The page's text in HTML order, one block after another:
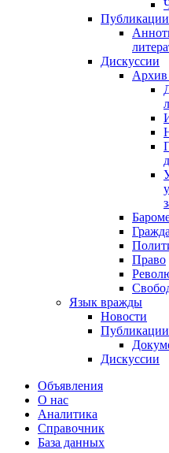
Публикации
Дискуссии
Архив
Право
Язык вражды
Новости
Публикации
Дискуссии
Объявления
О нас
Аналитика
Справочник
База данных